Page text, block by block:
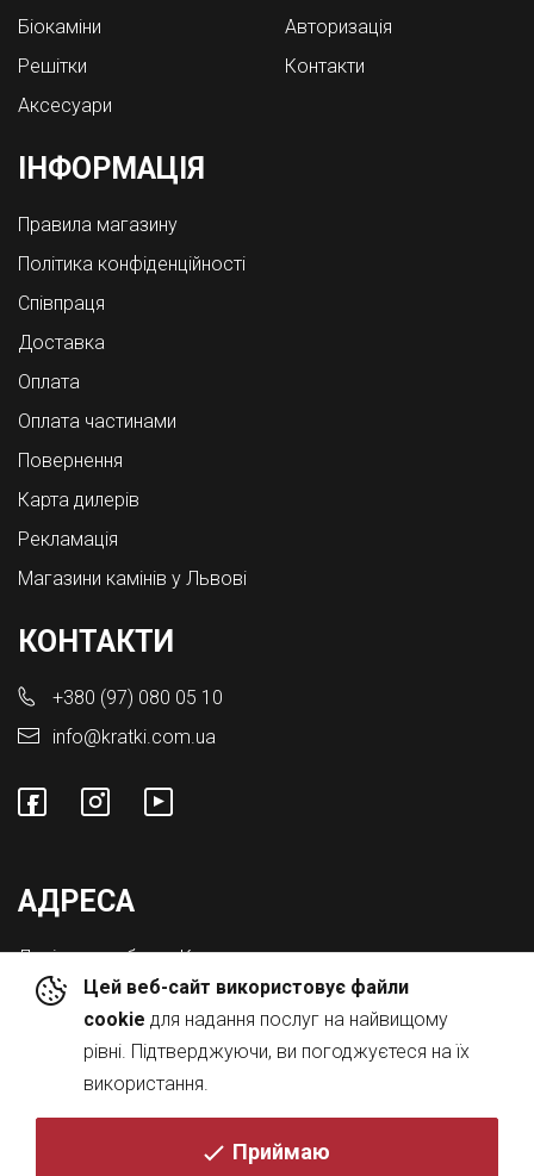
Цей веб-сайт використовує файли
cookie для надання послуг на найвищому
рівні. Підтверджуючи, ви погоджуєтеся на їх
використання.
Приймаю
Біокаміни
Решітки
Аксесуари
Авторизація
Контакти
ІНФОРМАЦІЯ
Правила магазину
Політика конфіденційності
Співпраця
Доставка
Оплата
Оплата частинами
Повернення
Карта дилерів
Рекламація
Магазини камінів у Львові
КОНТАКТИ
+380 (97) 080 05 10
info@kratki.com.ua
АДРЕСА
Львівська обл., с. Конопниця,
Вул. Городоцька 8а